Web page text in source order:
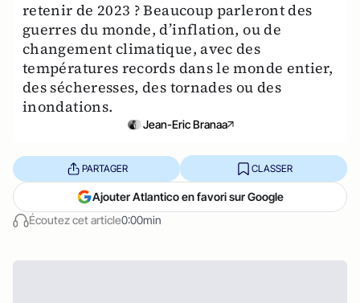
retenir de 2023 ? Beaucoup parleront des
guerres du monde, d’inflation, ou de
changement climatique, avec des
températures records dans le monde entier,
des sécheresses, des tornades ou des
inondations.
Jean-Eric Branaa
Écoutez cet article0:00min
PARTAGER CLASSER
Ajouter Atlantico en favori sur Google